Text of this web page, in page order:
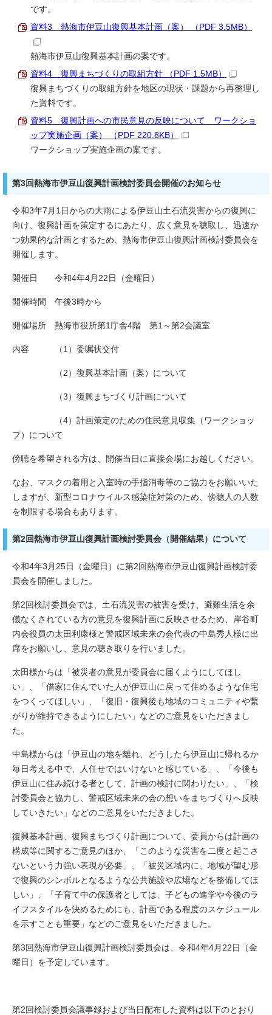
です。
資料3 熱海市伊豆山復興基本計画（案） （PDF 3.5MB）
熱海市伊豆山復興基本計画の案です。
資料4 復興まちづくりの取組方針 （PDF 1.5MB）
復興まちづくりの取組方針を地区の現状・課題から再整理し
た資料です。
資料5 復興計画への市民意見の反映について ワークショ
ップ実施企画（案） （PDF 220.8KB）
ワークショップ実施企画の案です。
第3回熱海市伊豆山復興計画検討委員会開催のお知らせ
令和3年7月1日からの大雨による伊豆山土石流災害からの復興に
向け、復興計画を策定するにあたり、広く意見を聴取し、迅速か
つ効果的な計画とするため、熱海市伊豆山復興計画検討委員会を
開催します。
開催日 令和4年4月22日（金曜日）
開催時間 午後3時から
開催場所 熱海市役所第1庁舎4階 第1～第2会議室
内容 （1）委嘱状交付
（2）復興基本計画（案）について
（3）復興まちづくり計画について
（4）計画策定のための住民意見収集（ワークショッ
プ）について
傍聴を希望される方は、開催当日に直接会場にお越しください。
なお、マスクの着用と入室時の手指消毒等のご協力をお願いいた
しますが、新型コロナウイルス感染症対策のため、傍聴人の人数
を制限する場合もあります。
第2回熱海市伊豆山復興計画検討委員会（開催結果）について
令和4年3月25日（金曜日）に第2回熱海市伊豆山復興計画検討委
員会を開催しました。
第2回検討委員会では、土石流災害の被害を受け、避難生活を余
儀なくされている方の意見を復興計画に反映させるため、岸谷町
内会役員の太田利康様と警戒区域未来の会代表の中島秀人様に出
席をお願いし、意見の聴き取りを行いました。
太田様からは「被災者の意見が委員会に届くようにしてほし
い」、「借家に住んでいた人が伊豆山に戻って住めるような住宅
をつくってほしい」、「復旧・復興後も地域のコミュニティや繋
がりが維持できるようにしたい」などのご意見をいただきまし
た。
中島様からは「伊豆山の地を離れ、どうしたら伊豆山に帰れるか
毎日考える中で、人任せではいけないと感じている」、「今後も
伊豆山に住み続ける者として、計画の検討に関わりたい」、「検
討委員会と協力し、警戒区域未来の会の想いをまちづくりへ反映
していきたい」などのご意見をいただきました。
復興基本計画、復興まちづくり計画について、委員からは計画の
構成等に関するご意見のほか、「このような災害を二度と起こさ
ないという力強い表現が必要」、「被災区域内に、地域が望む形
で復興のシンボルとなるような公共施設や広場などを整備してほ
しい」、「子育て中の保護者としては、子どもの進学や今後のラ
イフスタイルを決めるためにも、計画である程度のスケジュール
を示すことも重要」などのご意見をいただきました。
第3回熱海市伊豆山復興計画検討委員会は、令和4年4月22日（金
曜日）を予定しています。
第2回検討委員会議事録および当日配布した資料は以下のとおり